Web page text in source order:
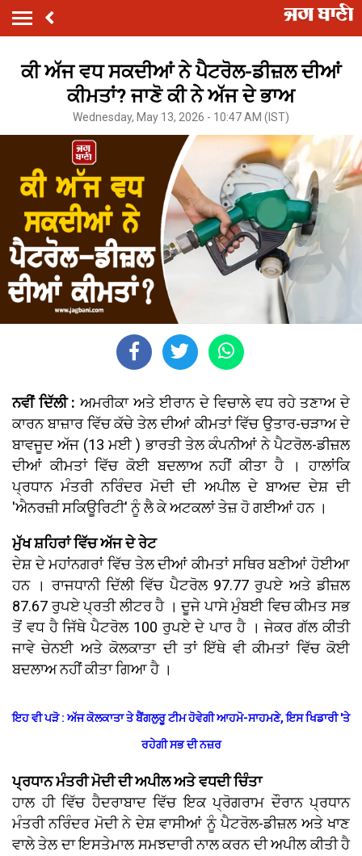
ਕੀ ਅੱਜ ਵਧ ਸਕਦੀਆਂ ਨੇ ਪੈਟਰੋਲ-ਡੀਜ਼ਲ ਦੀਆਂ
ਕੀਮਤਾਂ? ਜਾਣੋ ਕੀ ਨੇ ਅੱਜ ਦੇ ਭਾਅ
Wednesday, May 13, 2026 - 10:47 AM (IST)
ਨਵੀਂ ਦਿੱਲੀ : ਅਮਰੀਕਾ ਅਤੇ ਈਰਾਨ ਦੇ ਵਿਚਾਲੇ ਵਧ ਰਹੇ ਤਣਾਅ ਦੇ
ਕਾਰਨ ਬਾਜ਼ਾਰ ਵਿੱਚ ਕੱਚੇ ਤੇਲ ਦੀਆਂ ਕੀਮਤਾਂ ਵਿੱਚ ਉਤਾਰ-ਚੜਾਅ ਦੇ
ਬਾਵਜੂਦ ਅੱਜ (13 ਮਈ ) ਭਾਰਤੀ ਤੇਲ ਕੰਪਨੀਆਂ ਨੇ ਪੈਟਰੋਲ-ਡੀਜ਼ਲ
ਦੀਆਂ ਕੀਮਤਾਂ ਵਿੱਚ ਕੋਈ ਬਦਲਾਅ ਨਹੀਂ ਕੀਤਾ ਹੈ । ਹਾਲਾਂਕਿ
ਪ੍ਰਧਾਨ ਮੰਤਰੀ ਨਰਿੰਦਰ ਮੋਦੀ ਦੀ ਅਪੀਲ ਦੇ ਬਾਅਦ ਦੇਸ਼ ਦੀ
'ਐਨਰਜ਼ੀ ਸਕਿਊਰਿਟੀ' ਨੂੰ ਲੈ ਕੇ ਅਟਕਲਾਂ ਤੇਜ਼ ਹੋ ਗਈਆਂ ਹਨ ।
ਮੁੱਖ ਸ਼ਹਿਰਾਂ ਵਿੱਚ ਅੱਜ ਦੇ ਰੇਟ
ਦੇਸ਼ ਦੇ ਮਹਾਂਨਗਰਾਂ ਵਿੱਚ ਤੇਲ ਦੀਆਂ ਕੀਮਤਾਂ ਸਥਿਰ ਬਣੀਆਂ ਹੋਈਆ
ਹਨ । ਰਾਜਧਾਨੀ ਦਿੱਲੀ ਵਿੱਚ ਪੈਟਰੋਲ 97.77 ਰੁਪਏ ਅਤੇ ਡੀਜ਼ਲ
87.67 ਰੁਪਏ ਪ੍ਰਤੀ ਲੀਟਰ ਹੈ । ਦੂਜੇ ਪਾਸੇ ਮੁੰਬਈ ਵਿਚ ਕੀਮਤ ਸਭ
ਤੋਂ ਵਧ ਹੈ ਜਿੱਥੇ ਪੈਟਰੋਲ 100 ਰੁਪਏ ਦੇ ਪਾਰ ਹੈ । ਜੇਕਰ ਗੱਲ ਕੀਤੀ
ਜਾਵੇ ਚੇਨਈ ਅਤੇ ਕੋਲਕਾਤਾ ਦੀ ਤਾਂ ਇੱਥੇ ਵੀ ਕੀਮਤਾਂ ਵਿੱਚ ਕੋਈ
ਬਦਲਾਅ ਨਹੀਂ ਕੀਤਾ ਗਿਆ ਹੈ ।
ਇਹ ਵੀ ਪੜੋ : ਅੱਜ ਕੋਲਕਾਤਾ ਤੇ ਬੈਂਗਲੁਰੂ ਟੀਮ ਹੋਵੇਗੀ ਆਹਮੋ-ਸਾਹਮਣੇ, ਇਸ ਖਿਡਾਰੀ 'ਤੇ
ਰਹੇਗੀ ਸਭ ਦੀ ਨਜ਼ਰ
ਪ੍ਰਧਾਨ ਮੰਤਰੀ ਮੋਦੀ ਦੀ ਅਪੀਲ ਅਤੇ ਵਧਦੀ ਚਿੰਤਾ
ਹਾਲ ਹੀ ਵਿੱਚ ਹੈਦਰਾਬਾਦ ਵਿੱਚ ਇਕ ਪ੍ਰੋਗਰਾਮ ਦੌਰਾਨ ਪ੍ਰਧਾਨ
ਮੰਤਰੀ ਨਰਿੰਦਰ ਮੋਦੀ ਨੇ ਦੇਸ਼ ਵਾਸੀਆਂ ਨੂੰ ਪੈਟਰੋਲ-ਡੀਜ਼ਲ ਅਤੇ ਖਾਣ
ਵਾਲੇ ਤੇਲ ਦਾ ਇਸਤੇਮਾਲ ਸਮਝਦਾਰੀ ਨਾਲ ਕਰਨ ਦੀ ਅਪੀਲ ਕੀਤੀ ਹੈ